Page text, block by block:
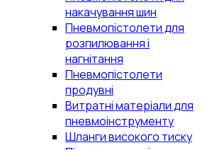
накачування шин
Пневмопістолети для
розпилювання і
нагнітання
Пневмопістолети
продувні
Витратні матеріали для
пневмоінструменту
Шланги високого тиску